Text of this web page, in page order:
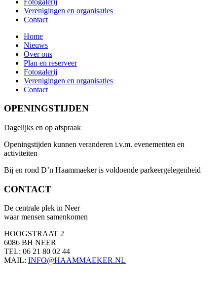
Verenigingen en organisaties
Contact
Home
Nieuws
Over ons
Plan en reserveer
Fotogalerij
Verenigingen en organisaties
Contact
OPENINGSTIJDEN
Dagelijks en op afspraak
Openingstijden kunnen veranderen i.v.m. evenementen en
activiteiten
Bij en rond D’n Haammaeker is voldoende parkeergelegenheid
CONTACT
De centrale plek in Neer
waar mensen samenkomen
HOOGSTRAAT 2
6086 BH NEER
TEL: 06 21 80 02 44
MAIL: INFO@HAAMMAEKER.NL